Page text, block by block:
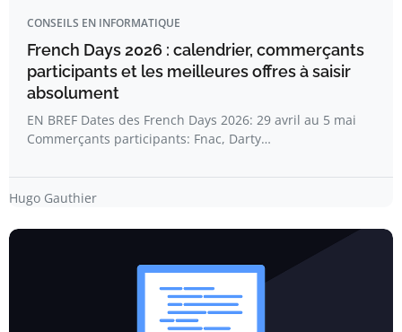
CONSEILS EN INFORMATIQUE
French Days 2026 : calendrier, commerçants
participants et les meilleures offres à saisir
absolument
EN BREF Dates des French Days 2026: 29 avril au 5 mai
Commerçants participants: Fnac, Darty…
Hugo Gauthier